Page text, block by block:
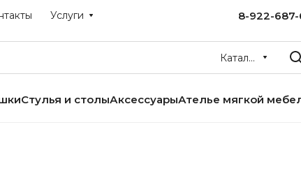
Услуги 8-922-687-
Каталог
Стулья и столыАксессуарыАтелье мягкой